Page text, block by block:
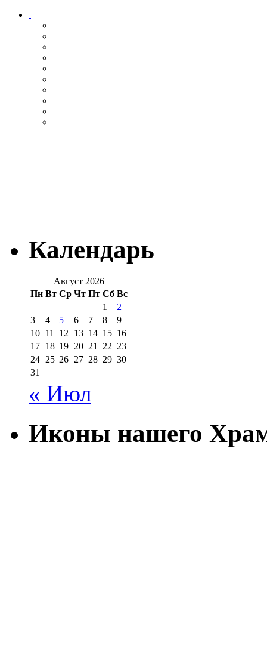
Календарь
Август 2026
Пн Вт Ср Чт Пт Сб Вс
1
2
3
4 5 6 7 8
9
10 11 12 13 14 15 16
17 18 19 20 21 22 23
24 25 26 27 28 29 30
31
« Июл
Иконы нашего